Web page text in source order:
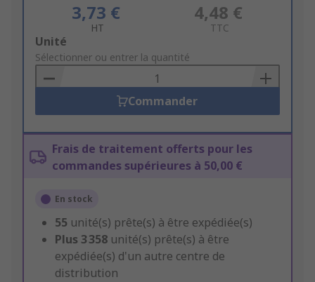
3,73 €
HT
4,48 €
TTC
Add
to
Basket
Unité
Sélectionner ou entrer la quantité
Commander
Frais de traitement offerts pour les
commandes supérieures à 50,00 €
En stock
55 unité(s) prête(s) à être expédiée(s)
Plus 3 358 unité(s) prête(s) à être
expédiée(s) d'un autre centre de
distribution